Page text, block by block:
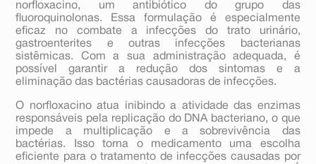
norfloxacino, um antibiótico do grupo das
fluoroquinolonas. Essa formulação é especialmente
eficaz no combate a infecções do trato urinário,
gastroenterites e outras infecções bacterianas
sistêmicas. Com a sua administração adequada, é
possível garantir a redução dos sintomas e a
eliminação das bactérias causadoras de infecções.
O norfloxacino atua inibindo a atividade das enzimas
responsáveis pela replicação do DNA bacteriano, o que
impede a multiplicação e a sobrevivência das
bactérias. Isso torna o medicamento uma escolha
eficiente para o tratamento de infecções causadas por